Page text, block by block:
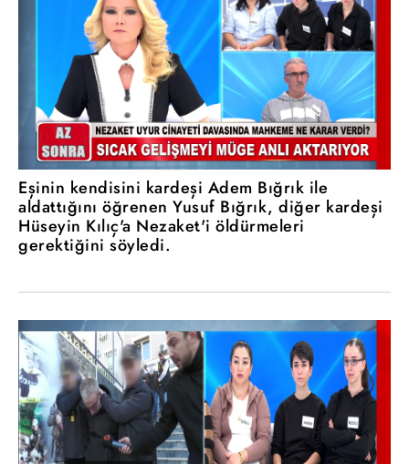
Eşinin kendisini kardeşi Adem Bığrık ile
aldattığını öğrenen Yusuf Bığrık, diğer kardeşi
Hüseyin Kılıç'a Nezaket'i öldürmeleri
gerektiğini söyledi.